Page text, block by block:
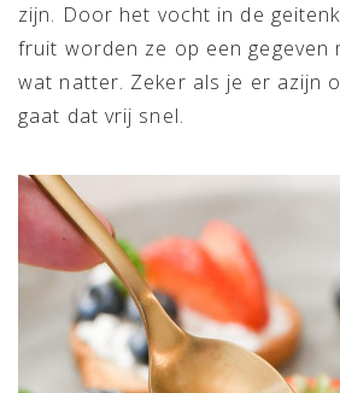
zijn. Door het vocht in de
fruit worden ze op een gegeven
wat natter. Zeker als je er azijn
gaat dat vrij snel.